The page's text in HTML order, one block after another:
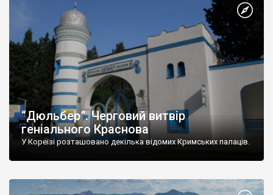
“Дюльбер”. Черговий витвір
геніального Краснова
У Кореїзі розташовано декілька відомих Кримських палаців.